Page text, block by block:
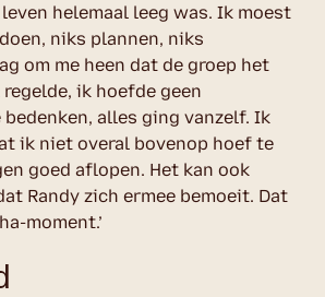
helemaal leeg was. Ik moest
niks plannen, niks
om me heen dat de groep het
ik hoefde geen
alles ging vanzelf. Ik
ik niet overal bovenop hoef te
goed aflopen. Het kan ook
Randy zich ermee bemoeit. Dat
moment.’